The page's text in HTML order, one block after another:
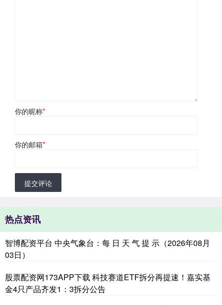
你的昵称*
你的邮箱*
提交评论
热点资讯
智博配资平台 中央气象台：每 日 天 气 提 示（2026年08月
03日）
股票配资网173APP下载 科技赛道ETF拆分再提速！嘉实基
金4只产品齐发1：3拆分公告